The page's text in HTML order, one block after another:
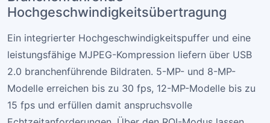
Hochgeschwindigkeitsübertragung
Ein integrierter Hochgeschwindigkeitspuffer und eine
leistungsfähige MJPEG-Kompression liefern über USB
2.0 branchenführende Bildraten. 5-MP- und 8-MP-
Modelle erreichen bis zu 30 fps, 12-MP-Modelle bis zu
15 fps und erfüllen damit anspruchsvolle